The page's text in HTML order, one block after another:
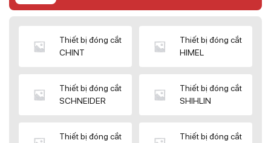
Thiết bị đóng cắt
CHINT
Thiết bị đóng cắt
HIMEL
Thiết bị đóng cắt
SCHNEIDER
Thiết bị đóng cắt
SHIHLIN
Thiết bị đóng cắt
Thiết bị đóng cắt